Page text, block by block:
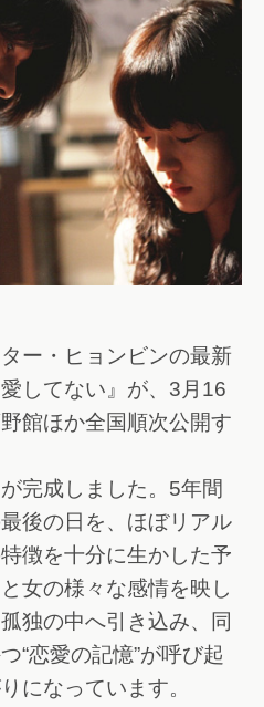
ー・ヒョンビンの最新
してない』が、3月16
館ほか全国順次公開す
完成しました。5年間
後の日を、ほぼリアル
徴を十分に生かした予
女の様々な感情を映し
独の中へ引き込み、同
“恋愛の記憶”が呼び起
になっています。